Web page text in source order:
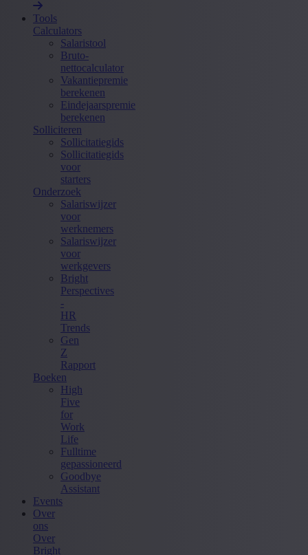
Tools
Calculators
Salaristool
Bruto-
nettocalculator
Vakantiepremie
berekenen
Eindejaarspremie
berekenen
Solliciteren
Sollicitatiegids
Sollicitatiegids
voor
starters
Onderzoek
Salariswijzer
voor
werknemers
Salariswijzer
voor
werkgevers
Bright
Perspectives
-
HR
Trends
Gen
Z
Rapport
Boeken
High
Five
for
Work
Life
Fulltime
gepassioneerd
Goodbye
Assistant
Events
Over
ons
Over
Bright